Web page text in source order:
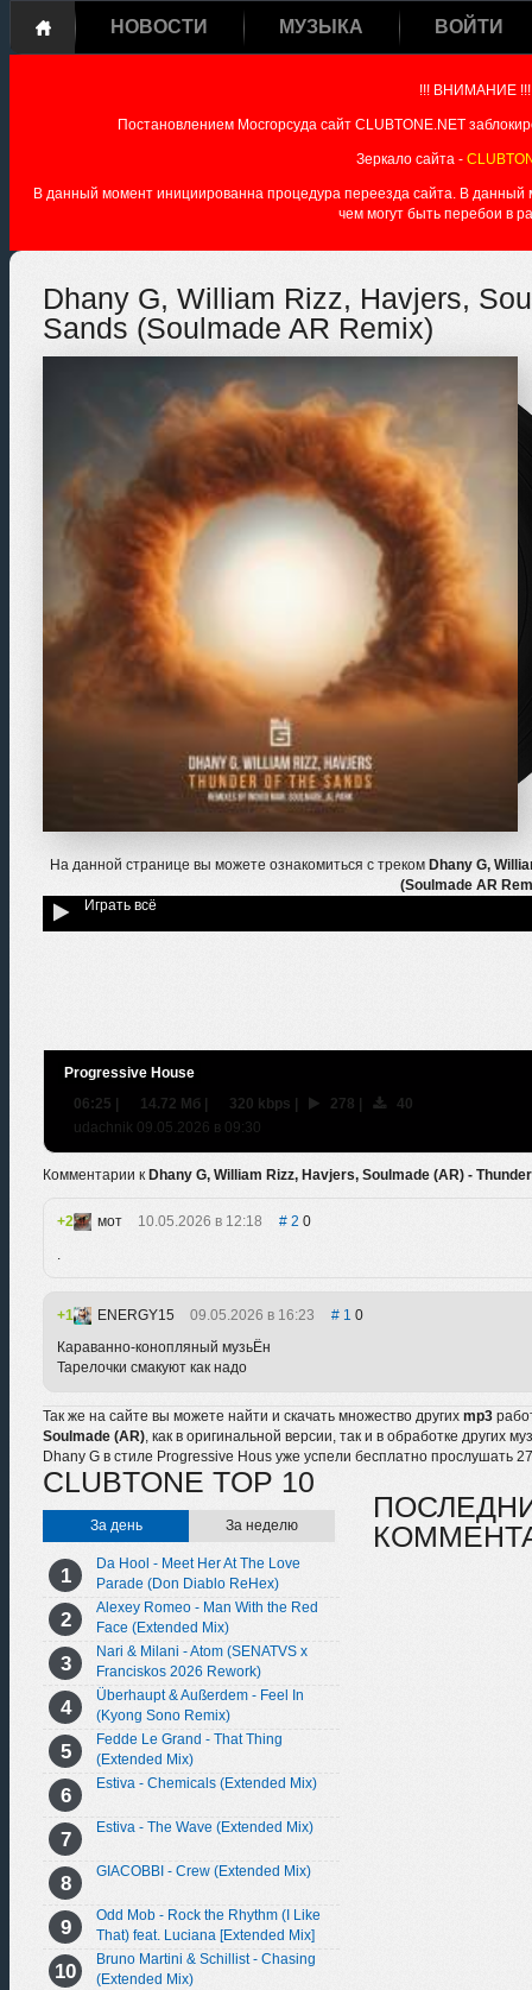
НОВОСТИ МУЗЫКА ВОЙТИ
!!! ВНИМАНИЕ !!!
Постановлением Мосгорсуда сайт CLUBTONE.NET
Зеркало сайта -
В данный момент инициированна процедура переезда сайта. В данный
чем могут быть перебои в
Dhany G, William Rizz, Havjers,
Sands (Soulmade AR Remix)
На данной странице вы можете ознакомиться с треком Dhany G,
(Soulmade AR
Играть всё
Progressive House
06:25 | 14.72 Мб | 320 kbps | 278 |
40
udachnik 09.05.2026 в 09:30
Комментарии к Dhany G, William Rizz, Havjers, Soulmade (AR) -
2 мот 10.05.2026 в 12:18 2 0
1 ENERGY15 09.05.2026 в 16:23 1 0
Караванно-конопляный музьЁн
Тарелочки смакуют как надо
Так же на сайте вы можете найти и скачать множество других mp3
Soulmade (AR) , как в оригинальной версии, так и в обработке других
Dhany G в стиле Progressive Hous уже успели бесплатно прослушать
CLUBTONE TOP 10
За день За неделю
Da Hool - Meet Her At The Love
Parade (Don Diablo ReHex)
Alexey Romeo - Man With the Red
Face (Extended Mix)
Nari & Milani - Atom (SENATVS x
Franciskos 2026 Rework)
Überhaupt & Außerdem - Feel In
(Kyong Sono Remix)
Fedde Le Grand - That Thing
(Extended Mix)
Estiva - Chemicals (Extended Mix)
Estiva - The Wave (Extended Mix)
GIACOBBI - Crew (Extended Mix)
Odd Mob - Rock the Rhythm (I Like
That) feat. Luciana [Extended Mix]
Bruno Martini & Schillist - Chasing
(Extended Mix)